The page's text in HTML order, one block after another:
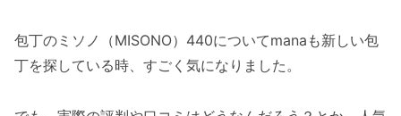
包丁のミソノ（MISONO）440についてmanaも新しい包
丁を探している時、すごく気になりました。